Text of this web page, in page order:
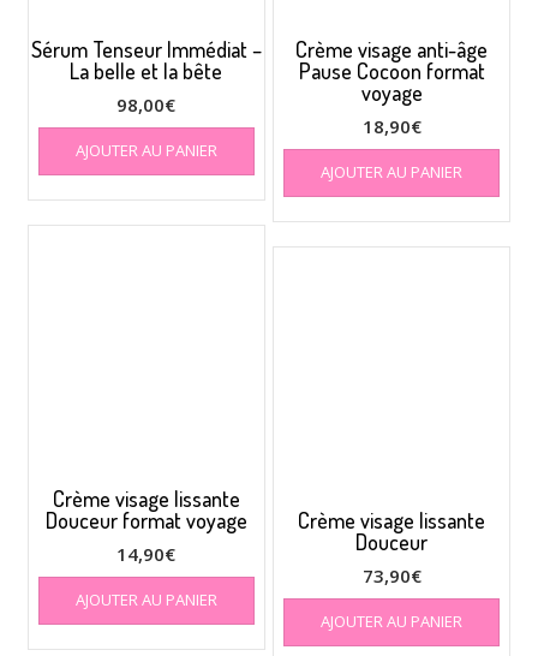
Sérum Tenseur Immédiat –
La belle et la bête
98,00€
AJOUTER AU PANIER
Crème visage anti-âge
Pause Cocoon format
voyage
18,90€
AJOUTER AU PANIER
Crème visage lissante
Douceur format voyage
14,90€
AJOUTER AU PANIER
Crème visage lissante
Douceur
73,90€
AJOUTER AU PANIER